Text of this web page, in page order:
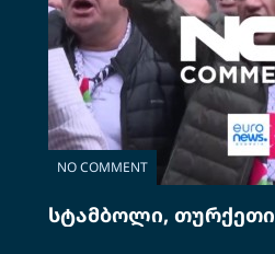
NO COMMENT
სტამბოლი, თურქეთი